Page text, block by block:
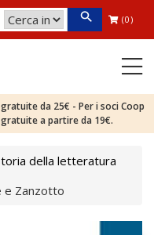
(0)
da 25€ - Per i soci Coop
a partire da 19€.
della letteratura
e Zanzotto